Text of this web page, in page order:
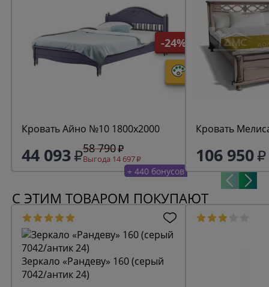
-24%
Кровать Айно №10 1800х2000
44 093 58 790
Выгода 14 697
+ 440 бонусов
Кровать
106 950
С ЭТИМ ТОВАРОМ ПОКУПАЮТ
Зеркало «Рандеву» 160 (серый
7042/антик 24)